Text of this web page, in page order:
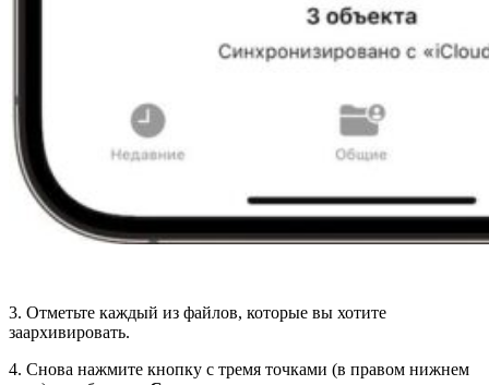
3. Отметьте каждый из файлов, которые вы хотите
заархивировать.
4. Снова нажмите кнопку с тремя точками (в правом нижнем